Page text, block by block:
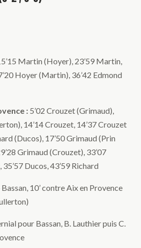
Martin (Hoyer), 23’59 Martin,
Hoyer (Martin), 36’42 Edmond
: 5’02 Crouzet (Grimaud),
14’14 Crouzet, 14’37 Crouzet
(Ducos), 17’50 Grimaud (Prin
Grimaud (Crouzet), 33’07
Ducos, 43’59 Richard
Bassan, 10’ contre Aix en Provence
pour Bassan, B. Lauthier puis C.